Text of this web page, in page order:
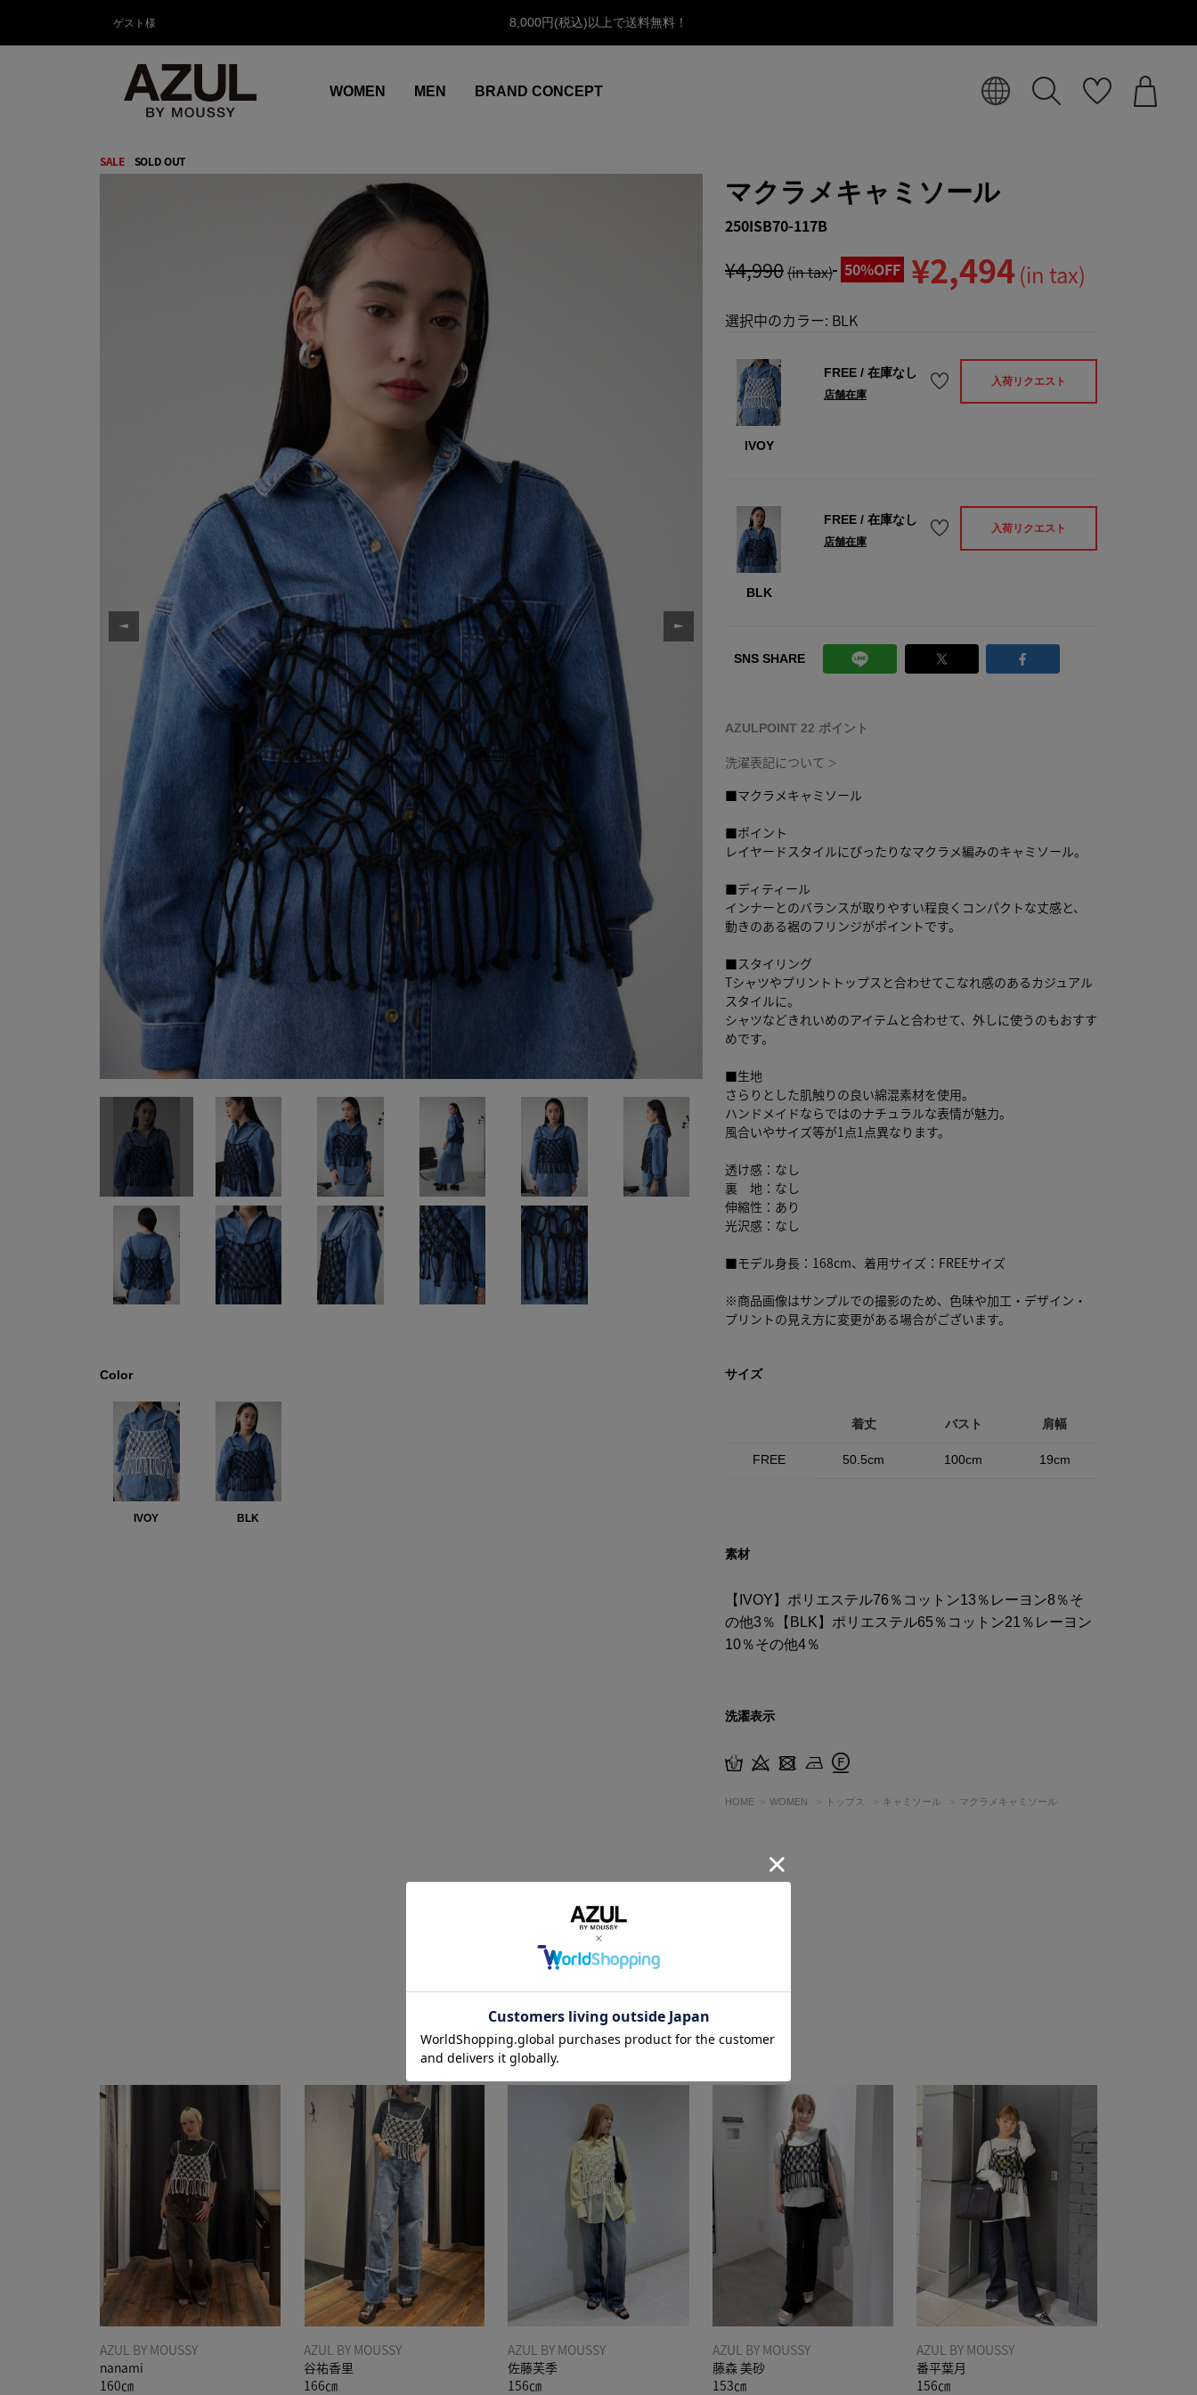
ゲスト様 8,000円(税込)以上で送料無料！
WOMEN MEN BRAND CONCEPT
SALE SOLD OUT
Color
IVOY BLK
マクラメキャミソール
250ISB70-117B
¥4,990(in tax) 50%OFF ¥2,494 (in tax)
選択中のカラー: BLK
IVOY
FREE/ 在庫なし
店舗在庫
入荷リクエスト
BLK
FREE/ 在庫なし
店舗在庫
入荷リクエスト
SNS SHARE
AZULPOINT 22 ポイント
洗濯表記について ＞
■マクラメキャミソール
■ポイント
レイヤードスタイルにぴったりなマクラメ編みのキャミソール。
■ディティール
インナーとのバランスが取りやすい程良くコンパクトな丈感と、
動きのある裾のフリンジがポイントです。
■スタイリング
Tシャツやプリントトップスと合わせてこなれ感のあるカジュアル
スタイルに。
シャツなどきれいめのアイテムと合わせて、外しに使うのもおすす
めです。
■生地
さらりとした肌触りの良い綿混素材を使用。
ハンドメイドならではのナチュラルな表情が魅力。
風合いやサイズ等が1点1点異なります。
透け感：なし
裏 地：なし
伸縮性：あり
光沢感：なし
■モデル身長：168cm、着用サイズ：FREEサイズ
※商品画像はサンプルでの撮影のため、色味や加工・デザイン・
プリントの見え方に変更がある場合がございます。
サイズ
着丈 バスト 肩幅
FREE 50.5cm 100cm 19cm
素材
【IVOY】ポリエステル76％コットン13％レーヨン8％そ
の他3％【BLK】ポリエステル65％コットン21％レーヨン
10％その他4％
洗濯表示
HOME WOMEN トップス キャミソール マクラメキャミソール
STAFF COORDINATE
AZUL BY MOUSSY
nanami
160㎝
AZUL BY MOUSSY
谷祐香里
166㎝
AZUL BY MOUSSY
佐藤芙季
156㎝
AZUL BY MOUSSY
藤森 美砂
153㎝
AZUL BY MOUSSY
番平葉月
156㎝